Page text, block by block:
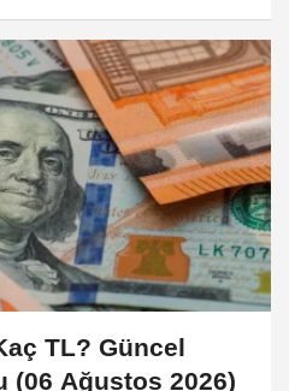
TL? Güncel
(06 Ağustos 2026)